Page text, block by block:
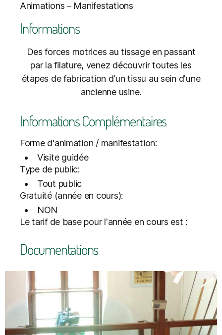
Animations – Manifestations
Informations
Des forces motrices au tissage en passant
par la filature, venez découvrir toutes les
étapes de fabrication d'un tissu au sein d'une
ancienne usine.
Informations Complémentaires
Forme d'animation / manifestation:
Visite guidée
Type de public:
Tout public
Gratuité (année en cours):
NON
Le tarif de base pour l'année en cours est :
Documentations